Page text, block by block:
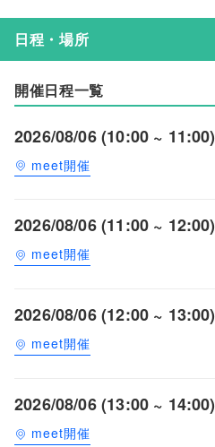
日程・場所
開催日程一覧
2026/08/06 (10:00 ~ 11:00)
meet開催
2026/08/06 (11:00 ~ 12:00)
meet開催
2026/08/06 (12:00 ~ 13:00)
meet開催
2026/08/06 (13:00 ~ 14:00)
meet開催